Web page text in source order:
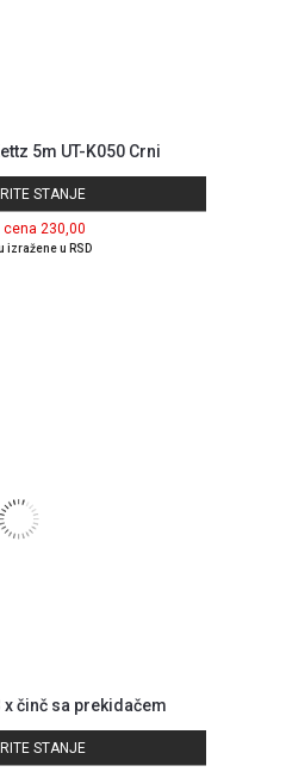
5m UT-K050 Crni
STANJE
cena 230,00
izražene u RSD
činč sa prekidačem
STANJE